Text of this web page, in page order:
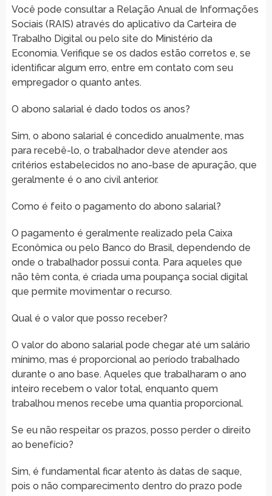
Você pode consultar a Relação Anual de Informações
Sociais (RAIS) através do aplicativo da Carteira de
Trabalho Digital ou pelo site do Ministério da
Economia. Verifique se os dados estão corretos e, se
identificar algum erro, entre em contato com seu
empregador o quanto antes.
O abono salarial é dado todos os anos?
Sim, o abono salarial é concedido anualmente, mas
para recebê-lo, o trabalhador deve atender aos
critérios estabelecidos no ano-base de apuração, que
geralmente é o ano civil anterior.
Como é feito o pagamento do abono salarial?
O pagamento é geralmente realizado pela Caixa
Econômica ou pelo Banco do Brasil, dependendo de
onde o trabalhador possui conta. Para aqueles que
não têm conta, é criada uma poupança social digital
que permite movimentar o recurso.
Qual é o valor que posso receber?
O valor do abono salarial pode chegar até um salário
mínimo, mas é proporcional ao período trabalhado
durante o ano base. Aqueles que trabalharam o ano
inteiro recebem o valor total, enquanto quem
trabalhou menos recebe uma quantia proporcional.
Se eu não respeitar os prazos, posso perder o direito
ao benefício?
Sim, é fundamental ficar atento às datas de saque,
pois o não comparecimento dentro do prazo pode